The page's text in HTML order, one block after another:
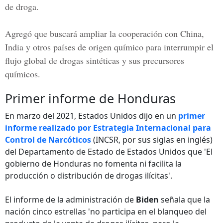
de droga.
Agregó que buscará ampliar la cooperación con China,
India y otros países de origen químico para interrumpir el
flujo global de drogas sintéticas y sus precursores
químicos.
Primer informe de Honduras
En marzo del 2021, Estados Unidos dijo en un primer
informe realizado por Estrategia Internacional para
Control de Narcóticos(INCSR, por sus siglas en inglés)
del Departamento de Estado de Estados Unidos que 'El
gobierno de Honduras no fomenta ni facilita la
producción o distribución de drogas ilícitas'.
El informe de la administración de Biden señala que la
nación cinco estrellas 'no participa en el blanqueo del